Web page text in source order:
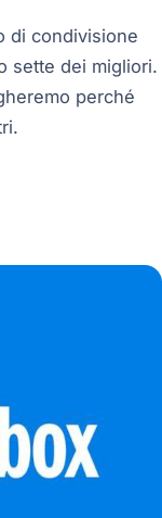
di condivisione
sette dei migliori.
perché